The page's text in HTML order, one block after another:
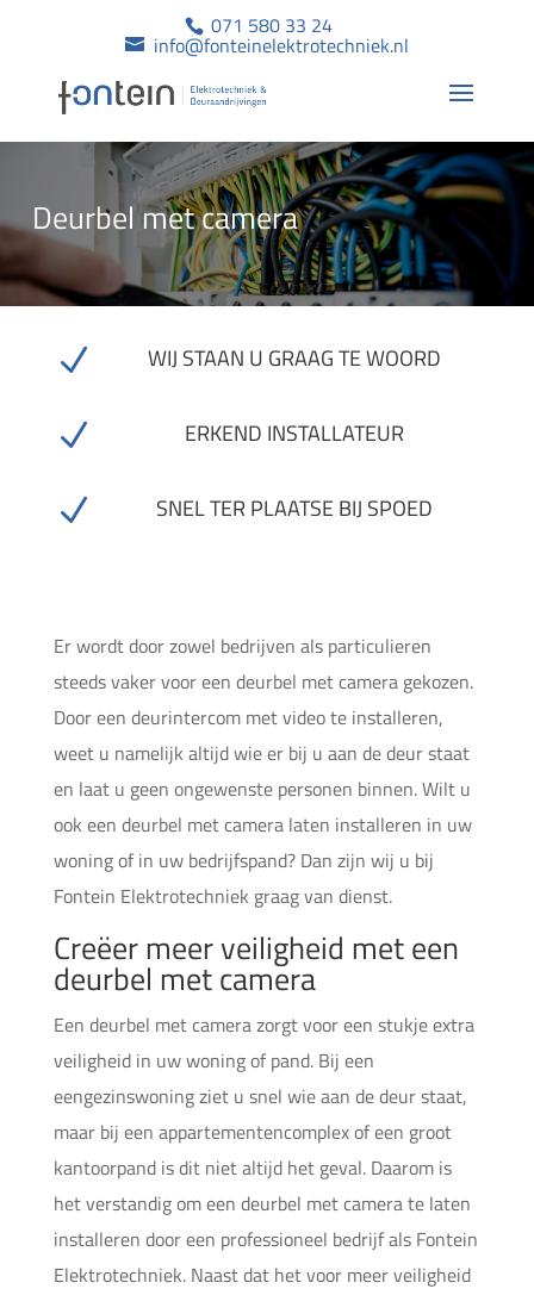
071 580 33 24
info@fonteinelektrotechniek.nl
Deurbel met camera
N WIJ STAAN U GRAAG TE WOORD
N ERKEND INSTALLATEUR
N SNEL TER PLAATSE BIJ SPOED
Er wordt door zowel bedrijven als particulieren
steeds vaker voor een deurbel met camera gekozen.
Door een deurintercom met video te installeren,
weet u namelijk altijd wie er bij u aan de deur staat
en laat u geen ongewenste personen binnen. Wilt u
ook een deurbel met camera laten installeren in uw
woning of in uw bedrijfspand? Dan zijn wij u bij
Fontein Elektrotechniek graag van dienst.
Creëer meer veiligheid met een
deurbel met camera
Een deurbel met camera zorgt voor een stukje extra
veiligheid in uw woning of pand. Bij een
eengezinswoning ziet u snel wie aan de deur staat,
maar bij een appartementencomplex of een groot
kantoorpand is dit niet altijd het geval. Daarom is
het verstandig om een deurbel met camera te laten
installeren door een professioneel bedrijf als Fontein
Elektrotechniek. Naast dat het voor meer veiligheid